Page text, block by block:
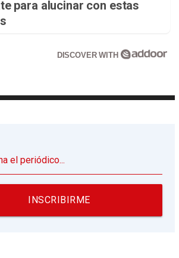
para alucinar con estas
DISCOVER WITH
INSCRIBIRME